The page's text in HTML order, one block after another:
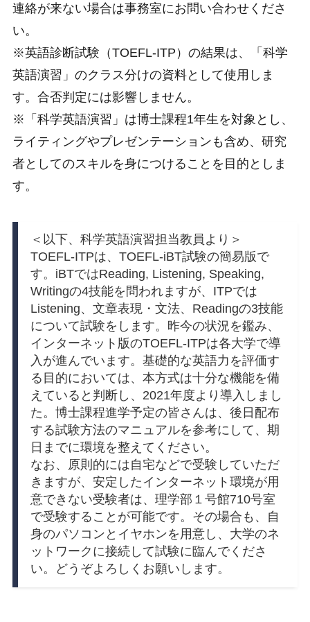
連絡が来ない場合は事務室にお問い合わせくださ
い。
※英語診断試験（TOEFL-ITP）の結果は、「科学
英語演習」のクラス分けの資料として使用しま
す。合否判定には影響しません。
※「科学英語演習」は博士課程1年生を対象とし、
ライティングやプレゼンテーションも含め、研究
者としてのスキルを身につけることを目的としま
す。
＜以下、科学英語演習担当教員より＞
TOEFL-ITPは、TOEFL-iBT試験の簡易版で
す。iBTではReading, Listening, Speaking,
Writingの4技能を問われますが、ITPでは
Listening、文章表現・文法、Readingの3技能
について試験をします。昨今の状況を鑑み、
インターネット版のTOEFL-ITPは各大学で導
入が進んでいます。基礎的な英語力を評価す
る目的においては、本方式は十分な機能を備
えていると判断し、2021年度より導入しまし
た。博士課程進学予定の皆さんは、後日配布
する試験方法のマニュアルを参考にして、期
日までに環境を整えてください。
なお、原則的には自宅などで受験していただ
きますが、安定したインターネット環境が用
意できない受験者は、理学部１号館710号室
で受験することが可能です。その場合も、自
身のパソコンとイヤホンを用意し、大学のネ
ットワークに接続して試験に臨んでくださ
い。どうぞよろしくお願いします。